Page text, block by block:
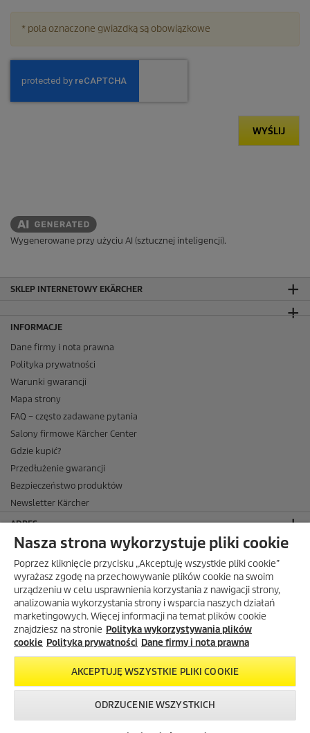
* pola oznaczone gwiazdką są obowiązkowe
WYŚLIJ
sklepie
Wygenerowane przy użyciu AI (sztucznej inteligencji).
SKLEP INTERNETOWY EKÄRCHER
INFORMACJE
Dane firmy i nota prawna
Polityka prywatności
Warunki gwarancji
Mapa strony
FAQ – często zadawane pytania
Salony firmowe Kärcher Center
Gdzie kupić?
Przedłużenie gwarancji
Bezpieczeństwo produktów
Newsletter Kärcher
ADRES
BIURO OBSŁUGI KLIENTA
OPINIE O EKÄRCHER
DOSTAWA W EKÄRCHER
METODY PŁATNOŚCI DOSTĘPNE W EKÄRCHER
KÄRCHER W SOCIAL MEDIA
Darmowa dostawa od 299 zł.
Nasza strona wykorzystuje pliki cookie
Poprzez kliknięcie przycisku „Akceptuję wszystkie pliki cookie”
wyrażasz zgodę na przechowywanie plików cookie na swoim
urządzeniu w celu usprawnienia korzystania z nawigacji strony,
analizowania wykorzystania strony i wsparcia naszych działań
marketingowych. Więcej informacji na temat plików cookie
znajdziesz na stronie Polityka wykorzystywania plików
cookie Polityka prywatności Dane firmy i nota prawna
AKCEPTUJĘ WSZYSTKIE PLIKI COOKIE
ODRZUCENIE WSZYSTKICH